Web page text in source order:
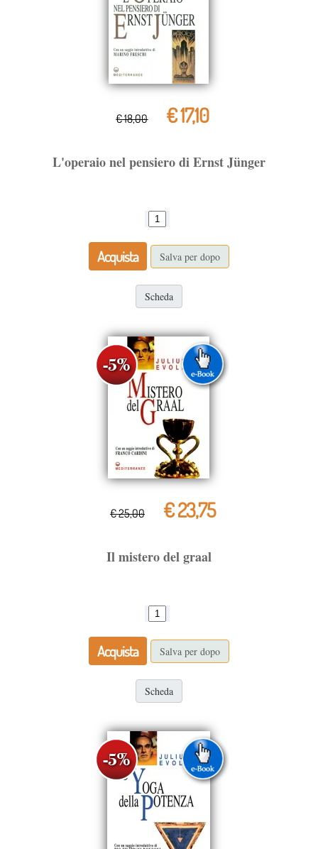
€ 18,00 € 17,10
L'operaio nel pensiero di Ernst Jünger
Acquista Salva per dopo
Scheda
€ 25,00 € 23,75
Il mistero del graal
Acquista Salva per dopo
Scheda